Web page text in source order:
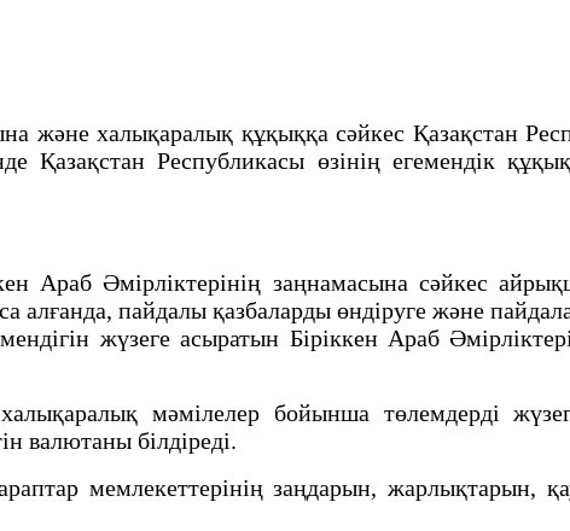
халықаралық құқыққа сәйкес Қазақстан
Қазақстан Республикасы өзінің егемендік
Араб Әмірліктерінің заңнамасына сәйкес
пайдалы қазбаларды өндіруге және
жүзеге асыратын Біріккен Араб
мәмілелер бойынша төлемдерді
валютаны білдіреді.
мемлекеттерінің заңдарын, жарлықтарын,